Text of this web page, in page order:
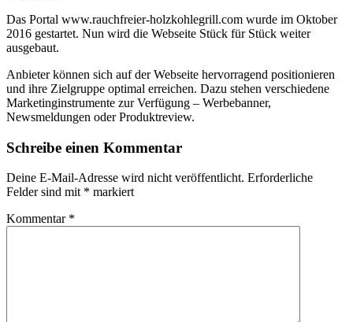
Das Portal www.rauchfreier-holzkohlegrill.com wurde im Oktober
2016 gestartet. Nun wird die Webseite Stück für Stück weiter
ausgebaut.
Anbieter können sich auf der Webseite hervorragend positionieren
und ihre Zielgruppe optimal erreichen. Dazu stehen verschiedene
Marketinginstrumente zur Verfügung – Werbebanner,
Newsmeldungen oder Produktreview.
Schreibe einen Kommentar
Deine E-Mail-Adresse wird nicht veröffentlicht. Erforderliche
Felder sind mit * markiert
Kommentar *